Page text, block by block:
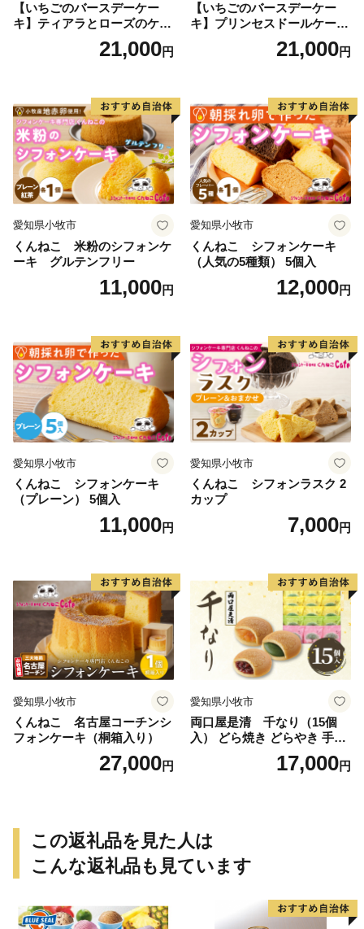
【いちごのバースデーケー
キ】ティアラとローズのケー
キ スイーツ デザート 洋菓
子 お取り寄せ 愛知県 小牧市
レーション ホールケーキ 日
時指定可
21,000円
【いちごのバースデーケー
キ】プリンセスドールケーキ
日時指定可 スイーツ デザー
ト 洋菓子 お取り寄せ 愛知県
デコレーションケーキ ホー
ルケーキ 人形 かわいい こど
も
21,000円
愛知県小牧市
くんねこ 米粉のシフォンケ
ーキ グルテンフリー
11,000円
愛知県小牧市
くんねこ シフォンケーキ
（人気の5種類） 5個入
12,000円
愛知県小牧市
くんねこ シフォンケーキ
（プレーン） 5個入
11,000円
愛知県小牧市
くんねこ シフォンラスク 2
カップ
7,000円
愛知県小牧市
くんねこ 名古屋コーチンシ
フォンケーキ（桐箱入り）
27,000円
愛知県小牧市
両口屋是清 千なり（15個
入） どら焼き どらやき 手土
産 お土産 土産 丹波大納言小
豆 抹茶 林檎 りんご 慶事 お
17,000円
この返礼品を見た人は
こんな返礼品も見ています